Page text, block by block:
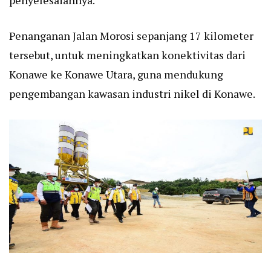
Penanganan Jalan Morosi sepanjang 17 kilometer
tersebut, untuk meningkatkan konektivitas dari
Konawe ke Konawe Utara, guna mendukung
pengembangan kawasan industri nikel di Konawe.